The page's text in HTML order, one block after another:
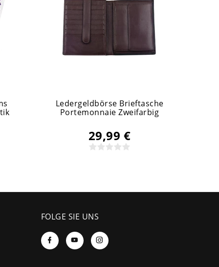
Ledergeldbörse Brieftasche
Portemonnaie Zweifarbig
29,99 €
FOLGE SIE UNS